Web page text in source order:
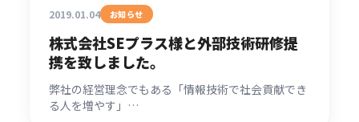
2019.01.04 お知らせ
株式会社SEプラス様と外部技術研修提
携を致しました。
弊社の経営理念でもある「情報技術で社会貢献でき
る人を増やす」…